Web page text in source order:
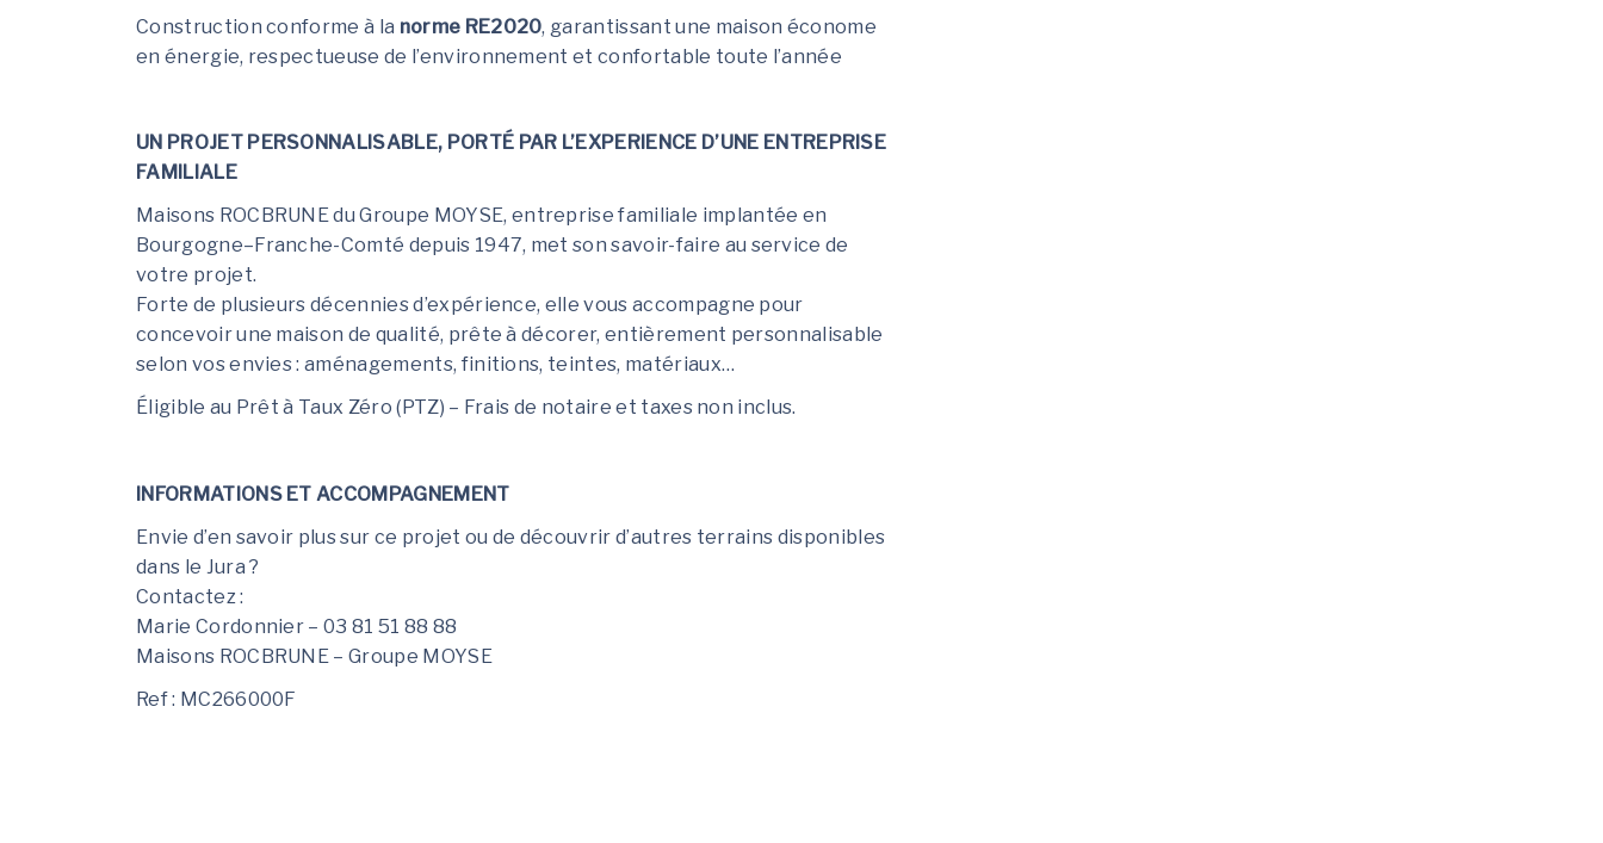
Construction conforme à la norme RE2020, garantissant une maison économe
en énergie, respectueuse de l’environnement et confortable toute l’année
UN PROJET PERSONNALISABLE, PORTÉ PAR L’EXPERIENCE D’UNE ENTREPRISE
FAMILIALE
Maisons ROCBRUNE du Groupe MOYSE, entreprise familiale implantée en
Bourgogne–Franche-Comté depuis 1947, met son savoir-faire au service de
votre projet.
Forte de plusieurs décennies d’expérience, elle vous accompagne pour
concevoir une maison de qualité, prête à décorer, entièrement personnalisable
selon vos envies : aménagements, finitions, teintes, matériaux…
Éligible au Prêt à Taux Zéro (PTZ) – Frais de notaire et taxes non inclus.
INFORMATIONS ET ACCOMPAGNEMENT
Envie d’en savoir plus sur ce projet ou de découvrir d’autres terrains disponibles
dans le Jura ?
Contactez :
Marie Cordonnier – 03 81 51 88 88
Maisons ROCBRUNE – Groupe MOYSE
Ref : MC266000F